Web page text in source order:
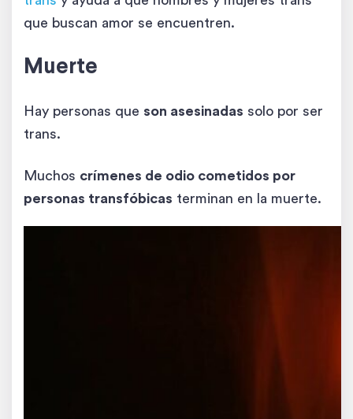
que buscan amor se encuentren.
Muerte
Hay personas que son asesinadas solo por ser
trans.
Muchos crímenes de odio cometidos por
personas transfóbicas terminan en la muerte.